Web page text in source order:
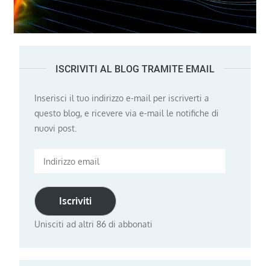
ISCRIVITI AL BLOG TRAMITE EMAIL
Inserisci il tuo indirizzo e-mail per iscriverti a
questo blog, e ricevere via e-mail le notifiche di
nuovi post.
Indirizzo
Iscriviti
Unisciti ad altri 86 di abbonati